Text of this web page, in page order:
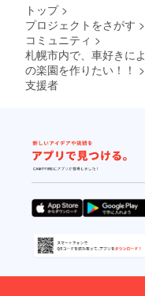
トップ >
プロジェクトをさがす >
コミュニティ >
札幌市内で、車好きに
の楽園を作りたい！！ >
支援者